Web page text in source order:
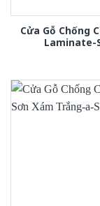
Cửa Gỗ Chống
Laminate-